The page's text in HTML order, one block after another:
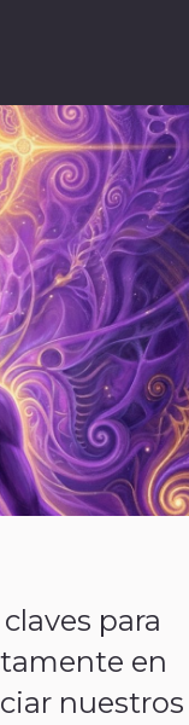
para
en
nuestros